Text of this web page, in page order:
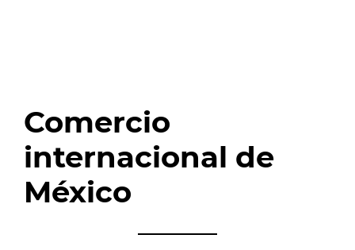
Comercio
internacional de
México